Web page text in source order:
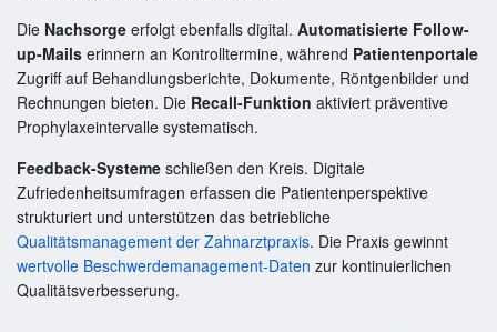
Die Nachsorge erfolgt ebenfalls digital. Automatisierte Follow-
up-Mails erinnern an Kontrolltermine, während Patientenportale
Zugriff auf Behandlungsberichte, Dokumente, Röntgenbilder und
Rechnungen bieten. Die Recall-Funktion aktiviert präventive
Prophylaxeintervalle systematisch.
Feedback-Systeme schließen den Kreis. Digitale
Zufriedenheitsumfragen erfassen die Patientenperspektive
strukturiert und unterstützen das betriebliche
Qualitätsmanagement der Zahnarztpraxis. Die Praxis gewinnt
wertvolle Beschwerdemanagement-Daten zur kontinuierlichen
Qualitätsverbesserung.